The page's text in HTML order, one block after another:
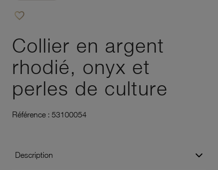
favorite_border
Collier en argent
rhodié, onyx et
perles de culture
Référence : 53100054
Description